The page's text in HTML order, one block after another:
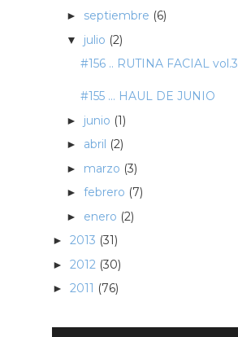
► septiembre (6)
▼ julio (2)
#156 .. RUTINA FACIAL vol.3
#155 ... HAUL DE JUNIO
► junio (1)
► abril (2)
► marzo (3)
► febrero (7)
► enero (2)
► 2013 (31)
► 2012 (30)
► 2011 (76)